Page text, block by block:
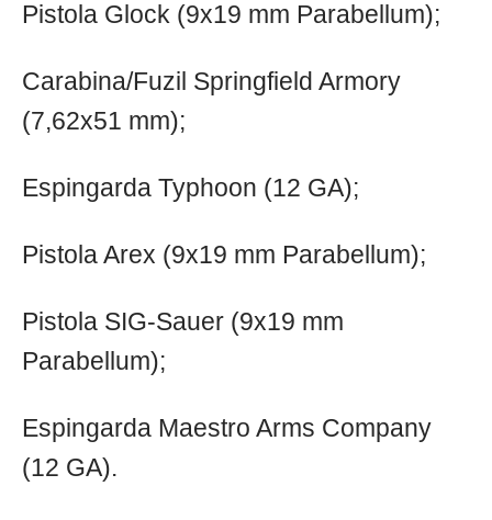
Pistola Glock (9x19 mm Parabellum);
Carabina/Fuzil Springfield Armory
(7,62x51 mm);
Espingarda Typhoon (12 GA);
Pistola Arex (9x19 mm Parabellum);
Pistola SIG-Sauer (9x19 mm
Parabellum);
Espingarda Maestro Arms Company
(12 GA).